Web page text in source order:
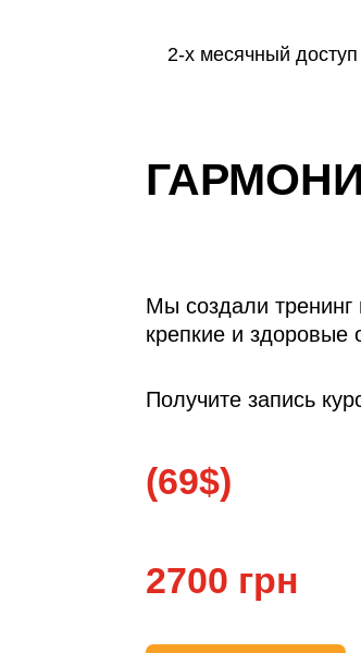
2-х месячный
Мы создали тренинг
крепкие и здоровые
Получите запись
(69$)
2700 грн